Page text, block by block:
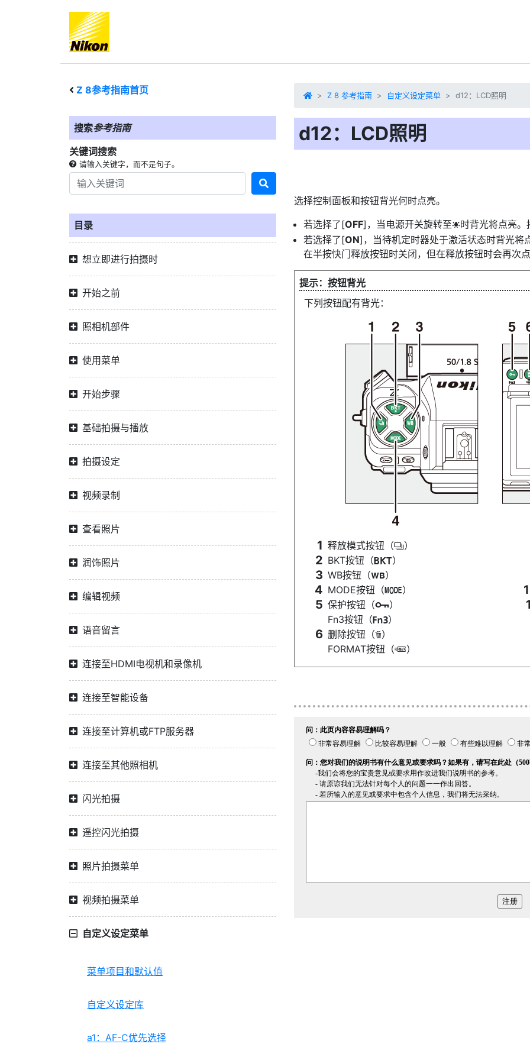
Z 8参考指南首页
搜索参考指南
关键词搜索
请输入关键字，而不是句子。
目录
想立即进行拍摄时
开始之前
照相机部件
使用菜单
开始步骤
基础拍摄与播放
拍摄设定
视频录制
查看照片
润饰照片
编辑视频
语音留言
连接至HDMI电视机和录像机
连接至智能设备
连接至计算机或FTP服务器
连接至其他照相机
闪光拍摄
遥控闪光拍摄
照片拍摄菜单
视频拍摄菜单
自定义设定菜单
菜单项目和默认值
自定义设定库
a1：AF-C优先选择
Z 8 参考指南 自定义设定菜单 d12：LCD照明
d12：LCD照明
选择控制面板和按钮背光何时点亮。
若选择了[OFF]，当电源开关旋转至D时背光将点亮
若选择了[ON]，当待机定时器处于激活状态时背光将
在半按快门释放按钮时关闭，但在释放按钮时会再次
按钮背光
下列按钮配有背光：
释放模式按钮（c）
BKT按钮（ D）
WB按钮（U）
MODE按钮（ I）
保护按钮（g）
Fn3按钮（l）
删除按钮（O）
FORMAT按钮（Q）